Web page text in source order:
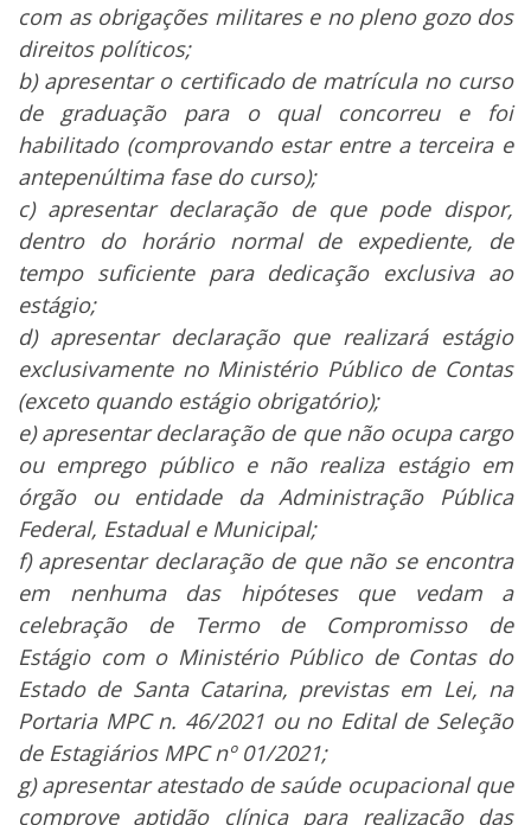
com as obrigações militares e no pleno gozo dos
direitos políticos;
b) apresentar o certificado de matrícula no curso
de graduação para o qual concorreu e foi
habilitado (comprovando estar entre a terceira e
antepenúltima fase do curso);
c) apresentar declaração de que pode dispor,
dentro do horário normal de expediente, de
tempo suficiente para dedicação exclusiva ao
estágio;
d) apresentar declaração que realizará estágio
exclusivamente no Ministério Público de Contas
(exceto quando estágio obrigatório);
e) apresentar declaração de que não ocupa cargo
ou emprego público e não realiza estágio em
órgão ou entidade da Administração Pública
Federal, Estadual e Municipal;
f) apresentar declaração de que não se encontra
em nenhuma das hipóteses que vedam a
celebração de Termo de Compromisso de
Estágio com o Ministério Público de Contas do
Estado de Santa Catarina, previstas em Lei, na
Portaria MPC n. 46/2021 ou no Edital de Seleção
de Estagiários MPC nº 01/2021;
g) apresentar atestado de saúde ocupacional que
comprove aptidão clínica para realização das